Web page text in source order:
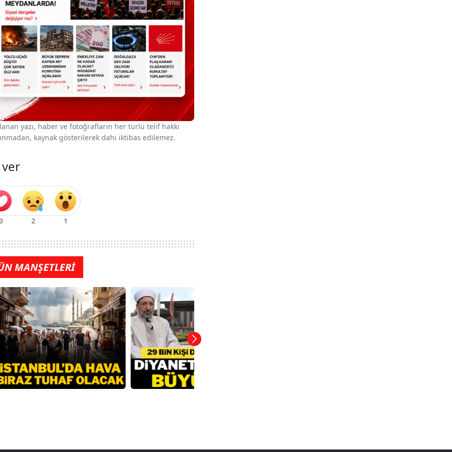
yazı, haber ve fotoğrafların her türlü telif hakkı
kaynak gösterilerek dahi iktibas edilemez.
MANŞETLERİ